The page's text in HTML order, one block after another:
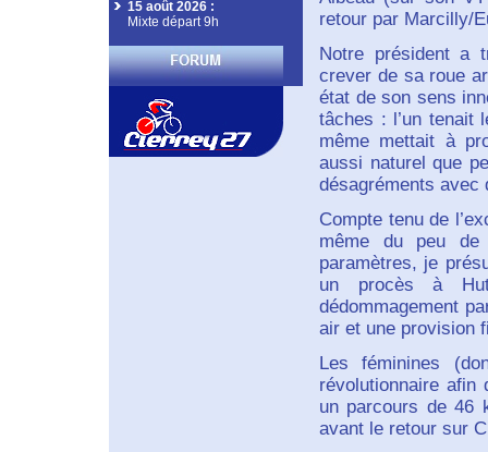
15 août 2026 :
Mixte départ 9h
retour par Marcilly/
Notre président a
crever de sa roue
état de son sens
tâches : l’un tenait
même mettait à
aussi naturel que
désagréments avec
Compte tenu de
même du peu
paramètres, je
un procès à
dédommagement
air et une provision
Les féminines
révolutionnaire afin
un parcours de 46
avant le retour sur